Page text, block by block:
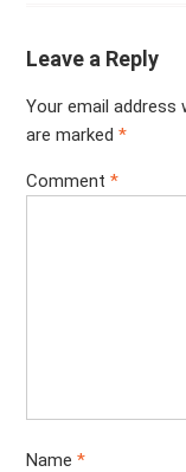
Leave a Reply
Your email address
are marked *
Comment *
Name *